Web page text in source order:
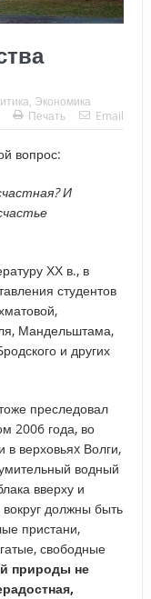
Экономика
Печать
Email
вопрос:
И
ХХ в., в
студентов
Мандельштама,
и других
преследовал
2006 года, во
в верховьяx Волги,
водный
вверху и
должны быть
пристани,
свободные
природы не